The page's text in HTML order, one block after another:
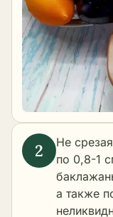
Не
по 0,8-1
а также